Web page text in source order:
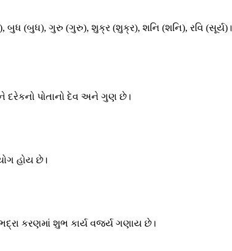
બુધ (બુધ), ગુરુ (ગુરુ), શુક્ર (શુક્ર), શનિ (શનિ), રવિ (સૂર્ય)।
દરેકનો પોતાનો દેવ અને ગુણ છે।
હોય છે।
કરણમાં શુભ કાર્ય વર્જ્ય ગણાય છે।